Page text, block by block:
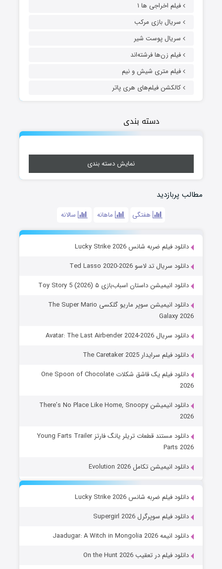
فیلم اخراجی ها ۱
سریال بازی مرکب
سریال پوست شیر
فیلم زن‌ها فرشته‌اند
فیلم متری شیش و نیم
کالکشن فیلم‌های هری پاتر
دسته بندی
نمایش دسته بندی
مطالب پربازدید
هفتگی ماهانه سالانه
دانلود فیلم ضربه شانس Lucky Strike 2026
دانلود سریال تد لاسو Ted Lasso 2020-2026
دانلود انیمیشن داستان اسباب‌بازی ۵ Toy Story 5 (2026)
دانلود انیمیشن سوپر ماریو گلکسی The Super Mario
Galaxy 2026
دانلود سریال Avatar: The Last Airbender 2024-2026
دانلود فیلم سرایدار The Caretaker 2025
دانلود فیلم یک قاشق شکلات One Spoon of Chocolate
2026
دانلود انیمیشن There’s No Place Like Home, Snoopy
2026
دانلود مستند قطعات تریلر یانگ فارتز Young Farts Trailer
Parts 2026
دانلود انیمیشن تکامل Evolution 2026
دانلود فیلم ضربه شانس Lucky Strike 2026
دانلود فیلم سوپرگرل Supergirl 2026
دانلود انیمه Jaadugar: A Witch in Mongolia 2026
دانلود فیلم در تعقیب On the Hunt 2026